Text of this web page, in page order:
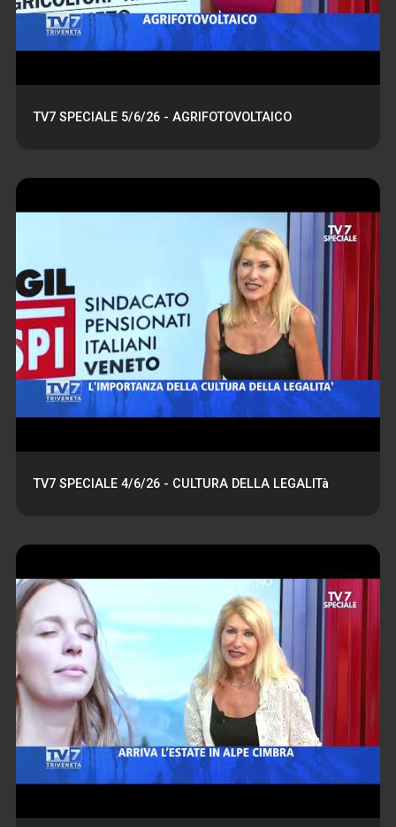
TV7 SPECIALE 5/6/26 - AGRIFOTOVOLTAICO
TV7 SPECIALE 4/6/26 - CULTURA DELLA LEGALITà